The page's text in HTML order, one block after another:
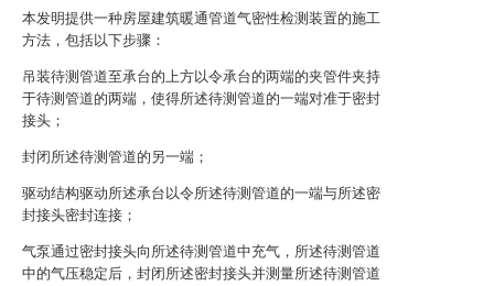
本发明提供一种房屋建筑暖通管道气密性检测装置的施工
方法，包括以下步骤：
吊装待测管道至承台的上方以令承台的两端的夹管件夹持
于待测管道的两端，使得所述待测管道的一端对准于密封
接头；
封闭所述待测管道的另一端；
驱动结构驱动所述承台以令所述待测管道的一端与所述密
封接头密封连接；
气泵通过密封接头向所述待测管道中充气，所述待测管道
中的气压稳定后，封闭所述密封接头并测量所述待测管道